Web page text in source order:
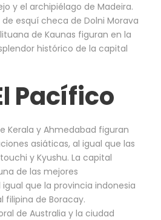
y el archipiélago de Madeira.
esquí checa de Dolni Morava
de Kaunas figuran en la
histórico de la capital
Pacífico
Kerala y Ahmedabad figuran
asiáticas, al igual que las
y Kyushu. La capital
de las mejores
que la provincia indonesia
filipina de Boracay.
de Australia y la ciudad